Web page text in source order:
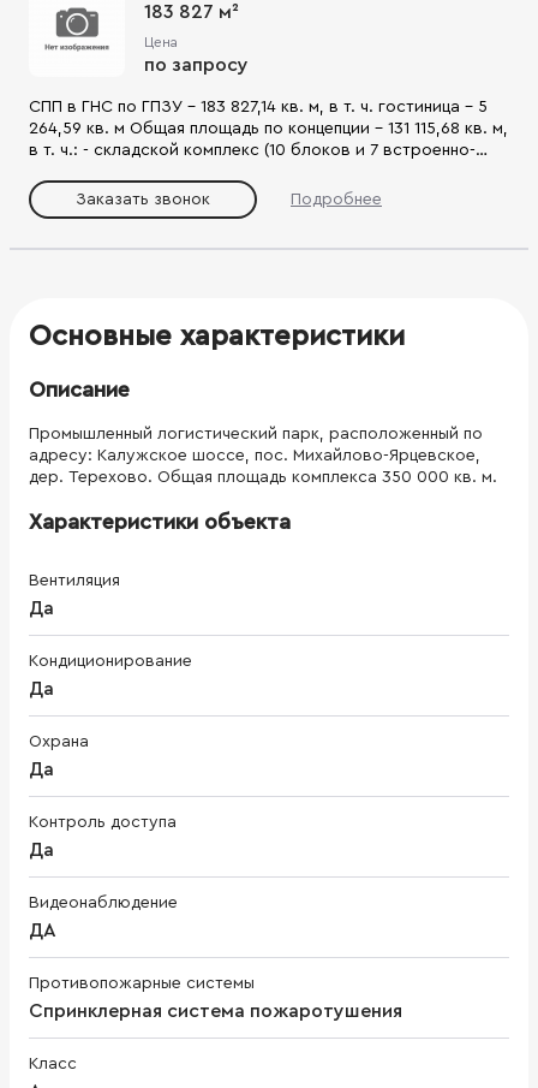
183 827 м²
Цена
по запросу
СПП в ГНС по ГПЗУ – 183 827,14 кв. м, в т. ч. гостиница – 5
264,59 кв. м Общая площадь по концепции – 131 115,68 кв. м,
в т. ч.: - складской комплекс (10 блоков и 7 встроенно-
3 733,29 кв. м Количество машиномест: - машиноместа
грузового транспорта – 62 м/м - машиноместа легкового
водозаборный узел и котельная
Заказать звонок Подробнее
Основные характеристики
Описание
Промышленный логистический парк, расположенный по
адресу: Калужское шоссе, пос. Михайлово-Ярцевское,
дер. Терехово. Общая площадь комплекса 350 000 кв. м.
Характеристики объекта
Вентиляция
Да
Кондиционирование
Да
Охрана
Да
Контроль доступа
Да
Видеонаблюдение
ДА
Противопожарные системы
Спринклерная система пожаротушения
Класс